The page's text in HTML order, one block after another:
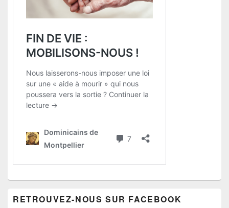
RETROUVEZ-NOUS SUR FACEBOOK